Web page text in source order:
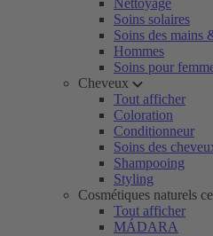
Nettoyage
Soins solaires
Soins des mains
Hommes
Soins pour
Cheveux
Tout afficher
Coloration
Conditionneur
Soins des
Shampooing
Styling
Cosmétiques naturels
Tout afficher
MÁDARA